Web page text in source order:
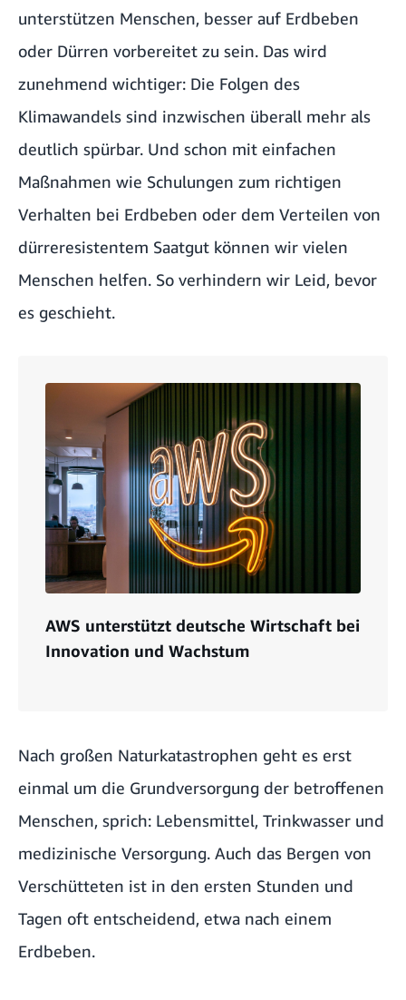
unterstützen Menschen, besser auf Erdbeben
oder Dürren vorbereitet zu sein. Das wird
zunehmend wichtiger: Die Folgen des
Klimawandels sind inzwischen überall mehr als
deutlich spürbar. Und schon mit einfachen
Maßnahmen wie Schulungen zum richtigen
Verhalten bei Erdbeben oder dem Verteilen von
dürreresistentem Saatgut können wir vielen
Menschen helfen. So verhindern wir Leid, bevor
es geschieht.
AWS unterstützt deutsche Wirtschaft bei
Innovation und Wachstum
Nach großen Naturkatastrophen geht es erst
einmal um die Grundversorgung der betroffenen
Menschen, sprich: Lebensmittel, Trinkwasser und
medizinische Versorgung. Auch das Bergen von
Verschütteten ist in den ersten Stunden und
Tagen oft entscheidend, etwa nach einem
Erdbeben.